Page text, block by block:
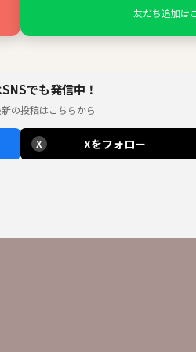
友だち追加は
でも発信中！
の投稿はこちらから
X Xをフォロー